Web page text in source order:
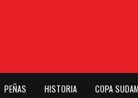
PEÑAS HISTORIA COPA